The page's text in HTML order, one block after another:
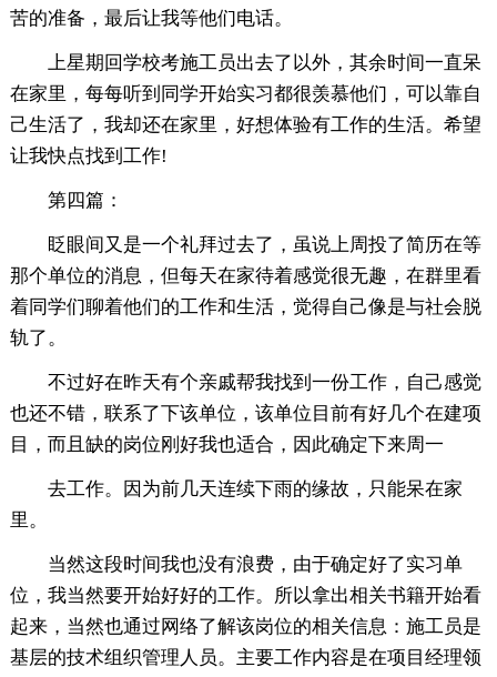
苦的准备，最后让我等他们电话。
上星期回学校考施工员出去了以外，其余时间一直呆
在家里，每每听到同学开始实习都很羡慕他们，可以靠自
己生活了，我却还在家里，好想体验有工作的生活。希望
让我快点找到工作!
第四篇：
眨眼间又是一个礼拜过去了，虽说上周投了简历在等
那个单位的消息，但每天在家待着感觉很无趣，在群里看
着同学们聊着他们的工作和生活，觉得自己像是与社会脱
轨了。
不过好在昨天有个亲戚帮我找到一份工作，自己感觉
也还不错，联系了下该单位，该单位目前有好几个在建项
目，而且缺的岗位刚好我也适合，因此确定下来周一
去工作。因为前几天连续下雨的缘故，只能呆在家
里。
当然这段时间我也没有浪费，由于确定好了实习单
位，我当然要开始好好的工作。所以拿出相关书籍开始看
起来，当然也通过网络了解该岗位的相关信息：施工员是
基层的技术组织管理人员。主要工作内容是在项目经理领